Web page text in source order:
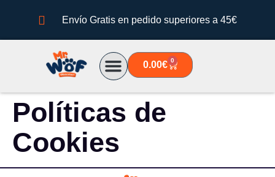
Envío Gratis en pedido superiores a 45€
0.00€ 0
Políticas de
Cookies